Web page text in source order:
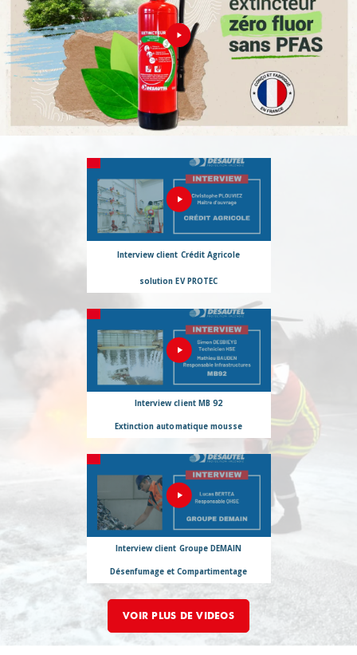
Interview client Crédit Agricole
solution EV PROTEC
Interview client MB 92
Extinction automatique mousse
Interview client Groupe DEMAIN
Désenfumage et Compartimentage
VOIR PLUS DE VIDEOS